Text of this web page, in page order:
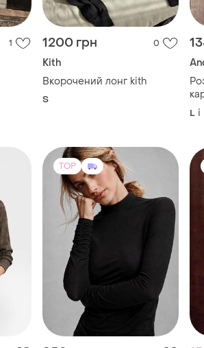
S
11
TOP
850 грн
Scotch & Soda
Водолазка жіноча scotch &
soda — гольф із тонкого
трикотажного ліоцелу l
і ще 1